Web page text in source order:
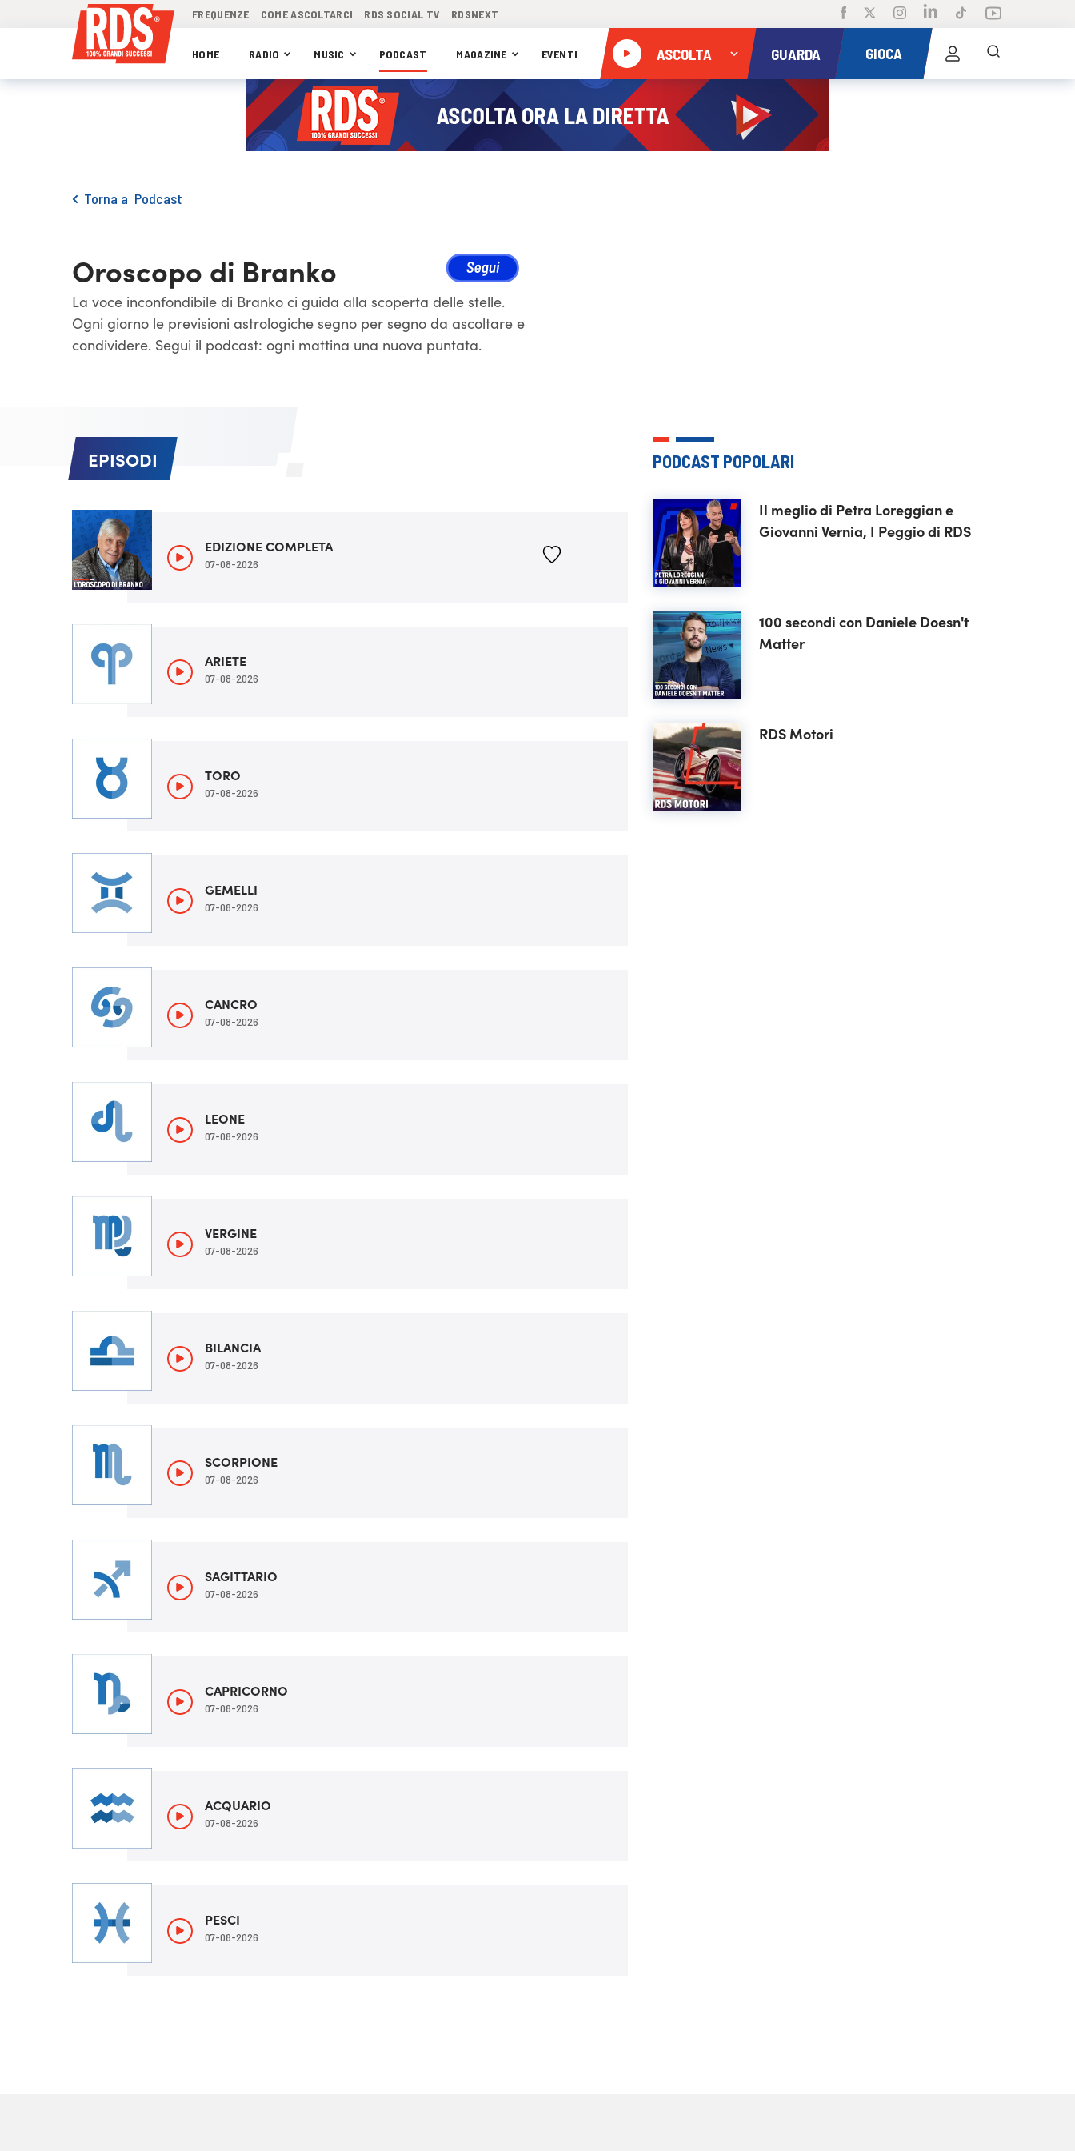
FREQUENZE COME ASCOLTARCI RDS SOCIAL TV RDSNEXT
HOME RADIO MUSIC PODCAST MAGAZINE EVENTI ASCOLTA GUARDA GIOCA
Torna a Podcast
Oroscopo di Branko
La voce inconfondibile di Branko ci guida alla scoperta delle stelle.
Ogni giorno le previsioni astrologiche segno per segno da ascoltare e
condividere. Segui il podcast: ogni mattina una nuova puntata.
EPISODI
EDIZIONE COMPLETA
07-08-2026
ARIETE
07-08-2026
TORO
07-08-2026
GEMELLI
07-08-2026
CANCRO
07-08-2026
LEONE
07-08-2026
VERGINE
07-08-2026
BILANCIA
07-08-2026
SCORPIONE
07-08-2026
SAGITTARIO
07-08-2026
CAPRICORNO
07-08-2026
ACQUARIO
07-08-2026
PESCI
07-08-2026
PODCAST POPOLARI
Il meglio di Petra Loreggian e
Giovanni Vernia, I Peggio di RDS
100 secondi con Daniele Doesn't
Matter
RDS Motori